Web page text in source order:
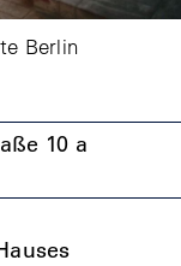
Berlin
10 a